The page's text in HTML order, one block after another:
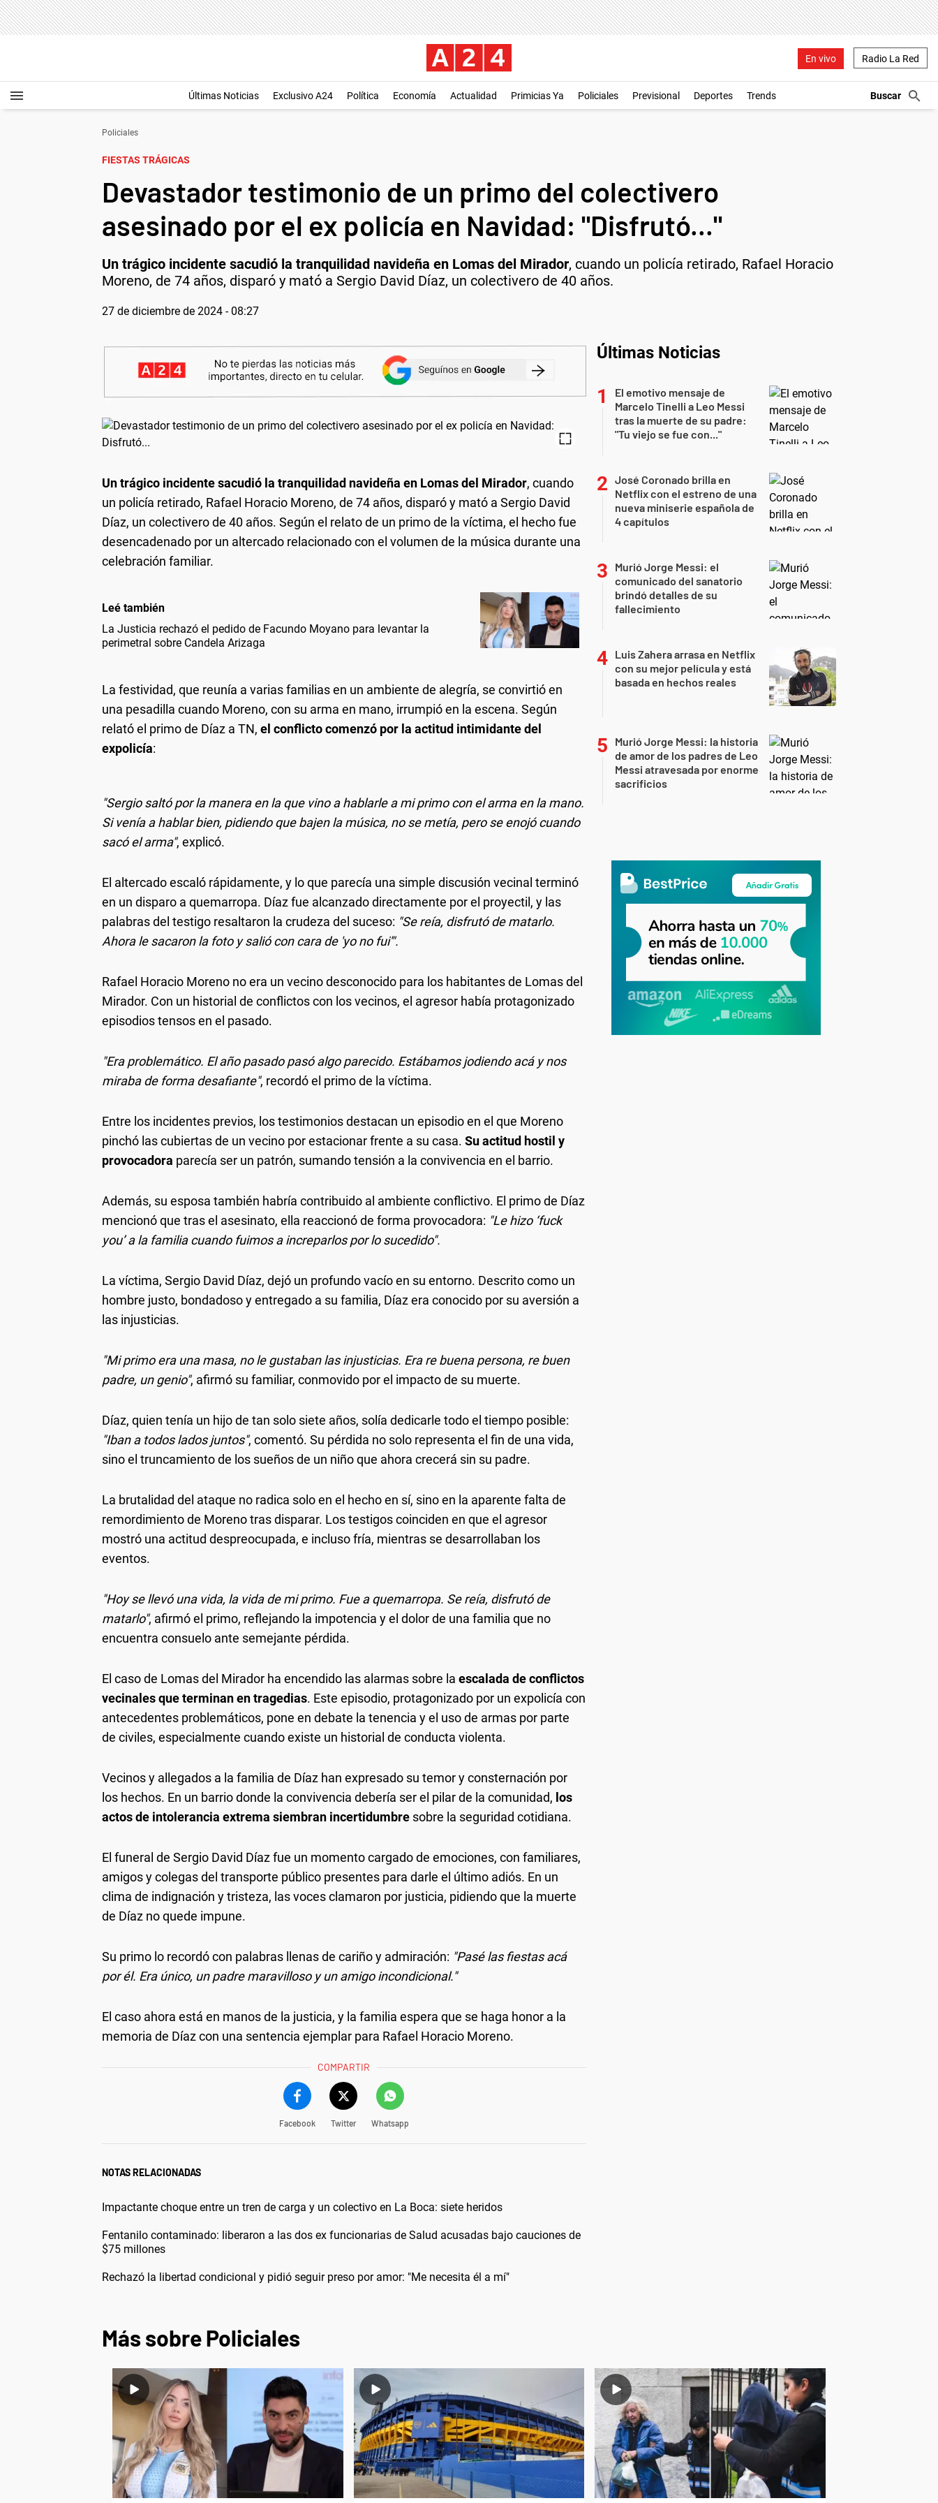
En vivo Radio La Red
Últimas Noticias Exclusivo A24 Política Economía Actualidad Primicias Ya Policiales Previsional Deportes Trends
Policiales
FIESTAS TRÁGICAS
Devastador testimonio de un primo del colectivero
asesinado por el ex policía en Navidad: "Disfrutó..."
Un trágico incidente sacudió la tranquilidad navideña en Lomas del Mirador, cuando un policía retirado, Rafael Horacio
Moreno, de 74 años, disparó y mató a Sergio David Díaz, un colectivero de 40 años.
27 de diciembre de 2024 - 08:27
Un trágico incidente sacudió la tranquilidad navideña en Lomas del Mirador, cuando
un policía retirado, Rafael Horacio Moreno, de 74 años, disparó y mató a Sergio David
Díaz, un colectivero de 40 años. Según el relato de un primo de la víctima, el hecho fue
desencadenado por un altercado relacionado con el volumen de la música durante una
celebración familiar.
Leé también
La Justicia rechazó el pedido de Facundo Moyano para levantar la
perimetral sobre Candela Arizaga
La festividad, que reunía a varias familias en un ambiente de alegría, se convirtió en
una pesadilla cuando Moreno, con su arma en mano, irrumpió en la escena. Según
relató el primo de Díaz a TN, el conflicto comenzó por la actitud intimidante del
expolicía:
"Sergio saltó por la manera en la que vino a hablarle a mi primo con el arma en la mano.
Si venía a hablar bien, pidiendo que bajen la música, no se metía, pero se enojó cuando
sacó el arma", explicó.
El altercado escaló rápidamente, y lo que parecía una simple discusión vecinal terminó
en un disparo a quemarropa. Díaz fue alcanzado directamente por el proyectil, y las
palabras del testigo resaltaron la crudeza del suceso: "Se reía, disfrutó de matarlo.
Ahora le sacaron la foto y salió con cara de 'yo no fui'".
Rafael Horacio Moreno no era un vecino desconocido para los habitantes de Lomas del
Mirador. Con un historial de conflictos con los vecinos, el agresor había protagonizado
episodios tensos en el pasado.
"Era problemático. El año pasado pasó algo parecido. Estábamos jodiendo acá y nos
miraba de forma desafiante", recordó el primo de la víctima.
Entre los incidentes previos, los testimonios destacan un episodio en el que Moreno
pinchó las cubiertas de un vecino por estacionar frente a su casa. Su actitud hostil y
provocadora parecía ser un patrón, sumando tensión a la convivencia en el barrio.
Además, su esposa también habría contribuido al ambiente conflictivo. El primo de Díaz
mencionó que tras el asesinato, ella reaccionó de forma provocadora: "Le hizo ‘fuck
you’ a la familia cuando fuimos a increparlos por lo sucedido".
La víctima, Sergio David Díaz, dejó un profundo vacío en su entorno. Descrito como un
hombre justo, bondadoso y entregado a su familia, Díaz era conocido por su aversión a
las injusticias.
"Mi primo era una masa, no le gustaban las injusticias. Era re buena persona, re buen
padre, un genio", afirmó su familiar, conmovido por el impacto de su muerte.
Díaz, quien tenía un hijo de tan solo siete años, solía dedicarle todo el tiempo posible:
"Iban a todos lados juntos", comentó. Su pérdida no solo representa el fin de una vida,
sino el truncamiento de los sueños de un niño que ahora crecerá sin su padre.
La brutalidad del ataque no radica solo en el hecho en sí, sino en la aparente falta de
remordimiento de Moreno tras disparar. Los testigos coinciden en que el agresor
mostró una actitud despreocupada, e incluso fría, mientras se desarrollaban los
eventos.
"Hoy se llevó una vida, la vida de mi primo. Fue a quemarropa. Se reía, disfrutó de
matarlo", afirmó el primo, reflejando la impotencia y el dolor de una familia que no
encuentra consuelo ante semejante pérdida.
El caso de Lomas del Mirador ha encendido las alarmas sobre la escalada de conflictos
vecinales que terminan en tragedias. Este episodio, protagonizado por un expolicía con
antecedentes problemáticos, pone en debate la tenencia y el uso de armas por parte
de civiles, especialmente cuando existe un historial de conducta violenta.
Vecinos y allegados a la familia de Díaz han expresado su temor y consternación por
los hechos. En un barrio donde la convivencia debería ser el pilar de la comunidad, los
actos de intolerancia extrema siembran incertidumbre sobre la seguridad cotidiana.
El funeral de Sergio David Díaz fue un momento cargado de emociones, con familiares,
amigos y colegas del transporte público presentes para darle el último adiós. En un
clima de indignación y tristeza, las voces clamaron por justicia, pidiendo que la muerte
de Díaz no quede impune.
Su primo lo recordó con palabras llenas de cariño y admiración: "Pasé las fiestas acá
por él. Era único, un padre maravilloso y un amigo incondicional."
El caso ahora está en manos de la justicia, y la familia espera que se haga honor a la
memoria de Díaz con una sentencia ejemplar para Rafael Horacio Moreno.
COMPARTIR
Facebook Twitter Whatsapp
NOTAS RELACIONADAS
Impactante choque entre un tren de carga y un colectivo en La Boca: siete heridos
Fentanilo contaminado: liberaron a las dos ex funcionarias de Salud acusadas bajo cauciones de
$75 millones
Rechazó la libertad condicional y pidió seguir preso por amor: "Me necesita él a mí"
Últimas Noticias
El emotivo mensaje de
Marcelo Tinelli a Leo Messi
tras la muerte de su padre:
"Tu viejo se fue con..."
José Coronado brilla en
Netflix con el estreno de una
nueva miniserie española de
4 capítulos
Murió Jorge Messi: el
comunicado del sanatorio
brindó detalles de su
fallecimiento
Luis Zahera arrasa en Netflix
con su mejor película y está
basada en hechos reales
Murió Jorge Messi: la historia
de amor de los padres de Leo
Messi atravesada por enorme
sacrificios
Más sobre Policiales